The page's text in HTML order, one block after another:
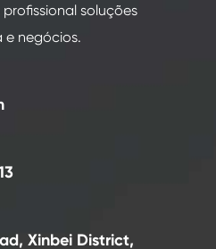
soluções
e negócios.
Xinbei District,